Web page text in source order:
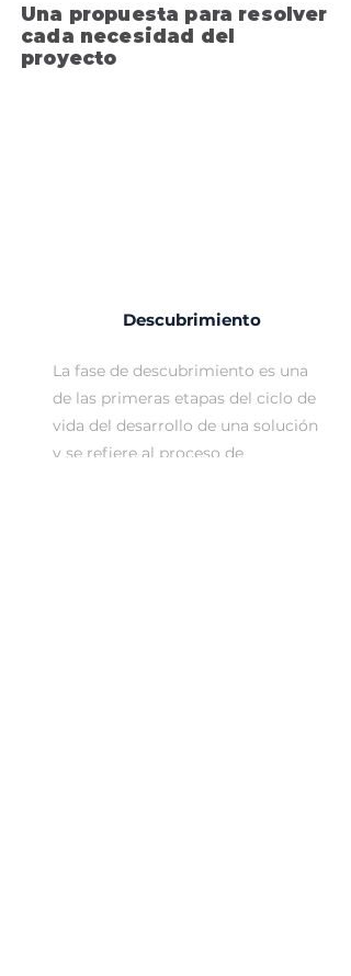
Descubrimiento
La fase de descubrimiento es una
de las primeras etapas del ciclo de
vida del desarrollo de una solución
y se refiere al proceso de
Una propuesta para resolver
cada necesidad del
proyecto